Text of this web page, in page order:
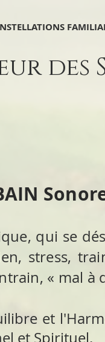
des
qui se
stress,
« mal à
et
et Spirituel.